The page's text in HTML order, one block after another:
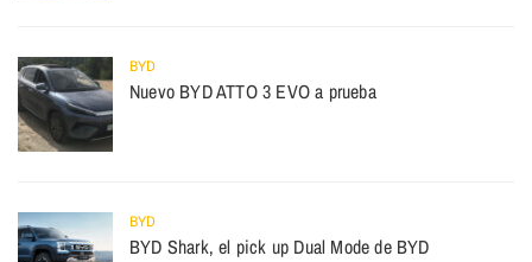
BYD
Nuevo BYD ATTO 3 EVO a prueba
BYD
BYD Shark, el pick up Dual Mode de BYD